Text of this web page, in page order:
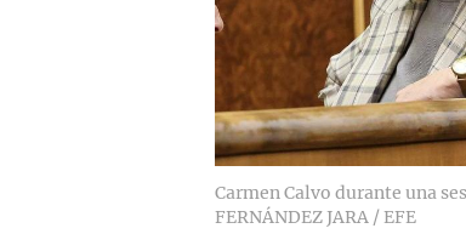
Carmen Calvo durante una
FERNÁNDEZ JARA / EFE